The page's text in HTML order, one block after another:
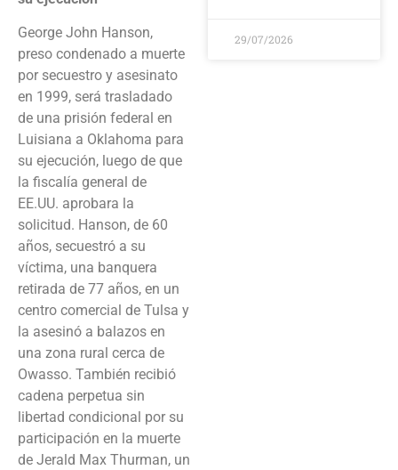
George John Hanson,
preso condenado a muerte
por secuestro y asesinato
en 1999, será trasladado
de una prisión federal en
Luisiana a Oklahoma para
su ejecución, luego de que
la fiscalía general de
EE.UU. aprobara la
solicitud. Hanson, de 60
años, secuestró a su
víctima, una banquera
retirada de 77 años, en un
centro comercial de Tulsa y
la asesinó a balazos en
una zona rural cerca de
Owasso. También recibió
cadena perpetua sin
libertad condicional por su
participación en la muerte
de Jerald Max Thurman, un
29/07/2026